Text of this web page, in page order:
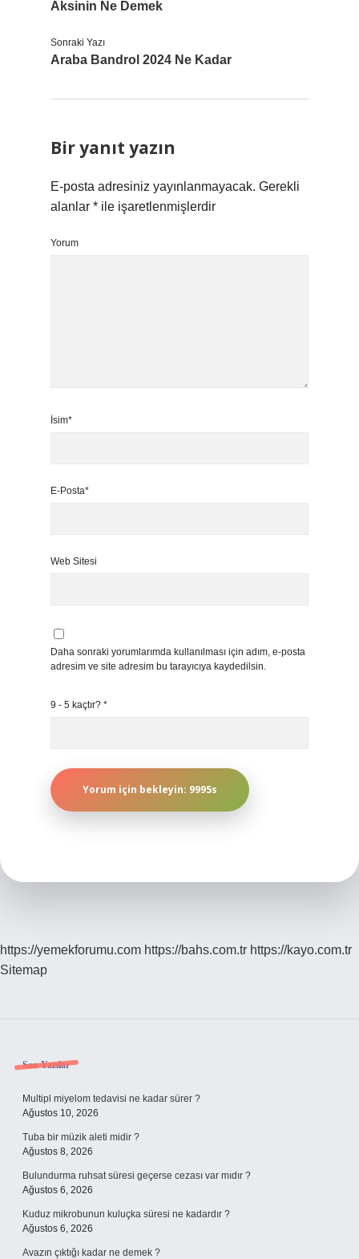
Aksinin Ne Demek
Sonraki Yazı
Araba Bandrol 2024 Ne Kadar
Bir yanıt yazın
E-posta adresiniz yayınlanmayacak. Gerekli
alanlar * ile işaretlenmişlerdir
Yorum
İsim*
E-Posta*
Web Sitesi
Daha sonraki yorumlarımda kullanılması için adım, e-posta
adresim ve site adresim bu tarayıcıya kaydedilsin.
9 - 5 kaçtır? *
https://yemekforumu.com https://bahs.com.tr https://kayo.com.tr
Sitemap
Sidebar
Son Yazılar
Multipl miyelom tedavisi ne kadar sürer ?
Ağustos 10, 2026
Tuba bir müzik aleti midir ?
Ağustos 8, 2026
Bulundurma ruhsat süresi geçerse cezası var mıdır ?
Ağustos 6, 2026
Kuduz mikrobunun kuluçka süresi ne kadardır ?
Ağustos 6, 2026
Avazın çıktığı kadar ne demek ?